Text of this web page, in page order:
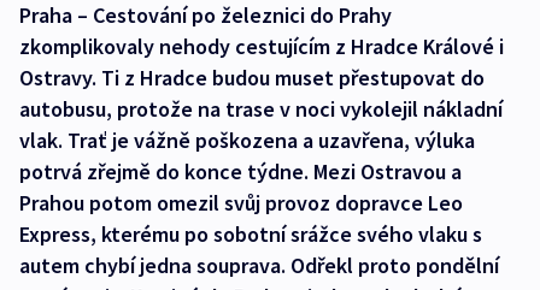
Praha – Cestování po železnici do Prahy
zkomplikovaly nehody cestujícím z Hradce Králové i
Ostravy. Ti z Hradce budou muset přestupovat do
autobusu, protože na trase v noci vykolejil nákladní
vlak. Trať je vážně poškozena a uzavřena, výluka
potrvá zřejmě do konce týdne. Mezi Ostravou a
Prahou potom omezil svůj provoz dopravce Leo
Express, kterému po sobotní srážce svého vlaku s
autem chybí jedna souprava. Odřekl proto pondělní